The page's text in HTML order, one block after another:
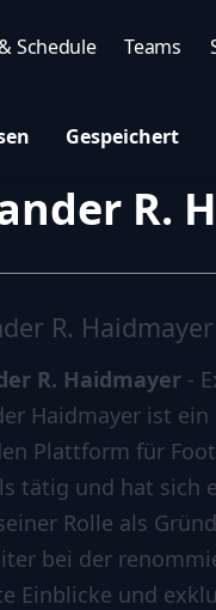
Schedule Teams
Gespeichert
R.
R. Haidmayer
R. Haidmayer-
Haidmayer ist
Plattform für
tätig und hat sich
Rolle als
bei der
Einblicke und